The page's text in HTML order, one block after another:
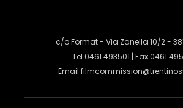
c/o Format - Via Zanella 10/2 -
Tel 0461.493501 | Fax
Email